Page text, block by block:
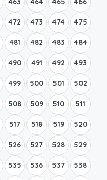
472 473 474 475
481 482 483 484
490 491 492 493
499 500 501 502
508 509 510 511
517 518 519 520
526 527 528 529
535 536 537 538